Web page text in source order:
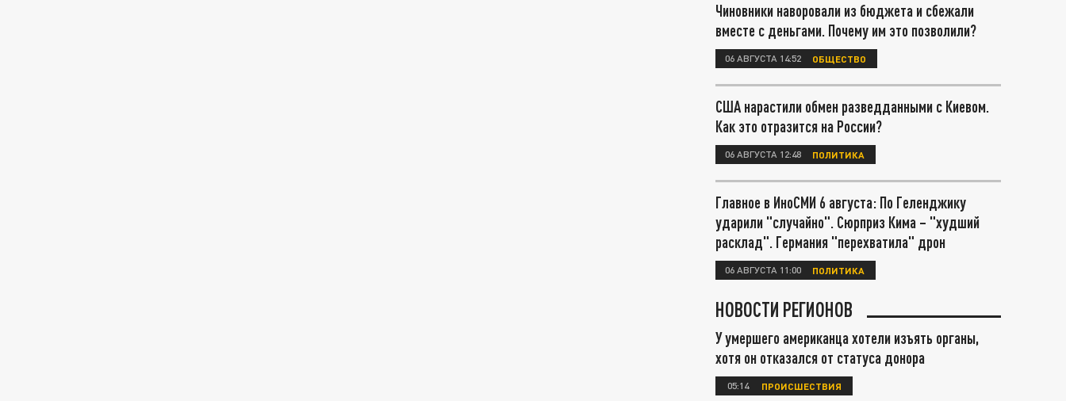
Чиновники наворовали из бюджета и сбежали
вместе с деньгами. Почему им это позволили?
06 АВГУСТА 14:52 ОБЩЕСТВО
США нарастили обмен разведданными с Киевом.
Как это отразится на России?
06 АВГУСТА 12:48 ПОЛИТИКА
Главное в ИноСМИ 6 августа: По Геленджику
ударили "случайно". Сюрприз Кима – "худший
расклад". Германия "перехватила" дрон
06 АВГУСТА 11:00 ПОЛИТИКА
НОВОСТИ РЕГИОНОВ
У умершего американца хотели изъять органы,
хотя он отказался от статуса донора
05:14 ПРОИСШЕСТВИЯ